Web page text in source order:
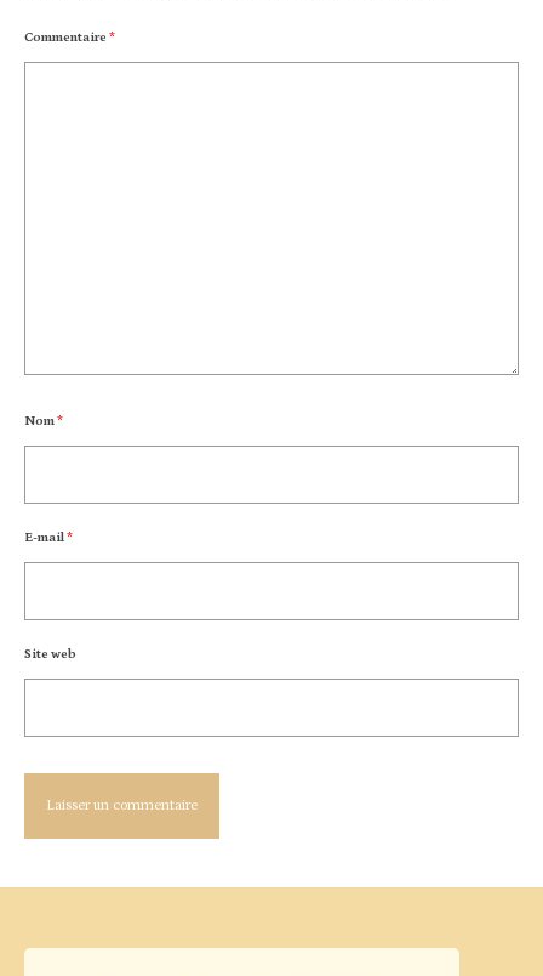
Commentaire *
Nom*
E-mail*
Site web